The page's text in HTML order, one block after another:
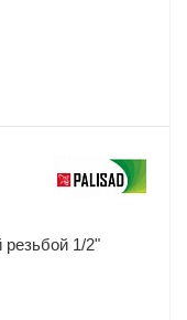
резьбой 1/2"